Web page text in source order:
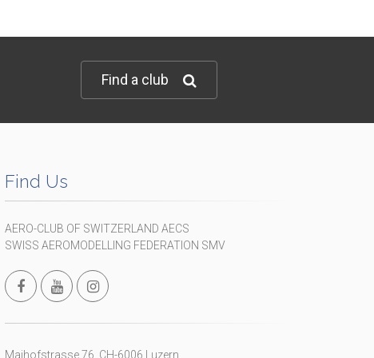
Find a club
Find Us
AERO-CLUB OF SWITZERLAND AECS
SWISS AEROMODELLING FEDERATION SMV
Maihofstrasse 76, CH-6006 Luzern